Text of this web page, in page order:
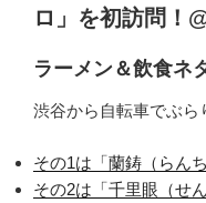
ロ」を初訪問！
ラーメン＆飲食ネ
渋谷から自転車でぶら
その1は「蘭鋳（らん
その2は「千里眼（せ